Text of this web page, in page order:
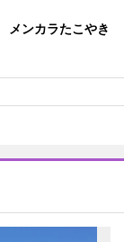
ンカラたこやき